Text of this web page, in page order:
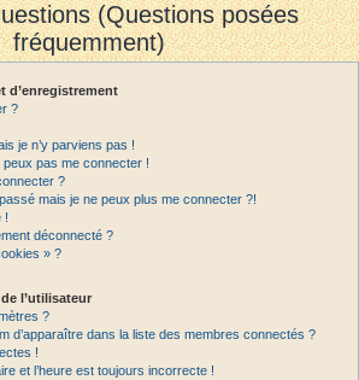
(Questions posées
fréquemment)
d’enregistrement
?
je n’y parviens pas !
pas me connecter !
?
mais je ne peux plus me connecter ?!
!
déconnecté ?
» ?
l’utilisateur
?
d’apparaître dans la liste des membres connectés ?
!
et l’heure est toujours incorrecte !